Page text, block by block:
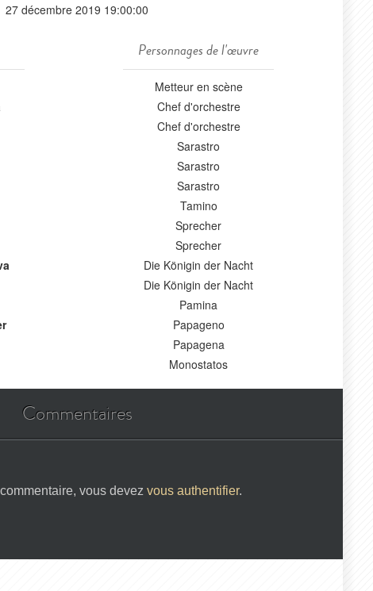
27 décembre 2019 19:00:00
Personnages de l'œuvre
Metteur en scène
Chef d'orchestre
Chef d'orchestre
Sarastro
Sarastro
Sarastro
Tamino
Sprecher
Sprecher
Die Königin der Nacht
Die Königin der Nacht
Pamina
Papageno
Papagena
Monostatos
Commentaires
vous devez vous authentifier.